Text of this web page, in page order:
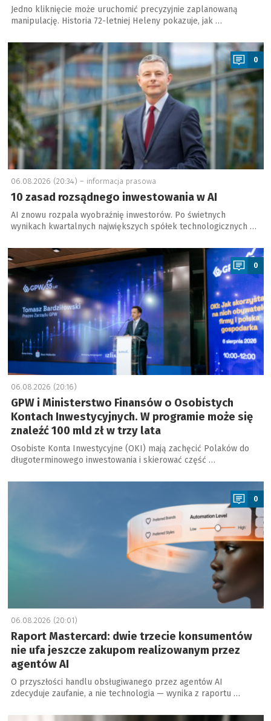
Jedno kliknięcie może uruchomić precyzyjnie zaplanowaną
manipulację. Historia 72-letniej Heleny pokazuje, jak …
a
0
06.08.2026 (20:34) – informacja prasowa
10 zasad rozsądnego inwestowania w AI
AI znowu rozpala wyobraźnię inwestorów. Po świetnych
wynikach kwartalnych największych spółek technologicznych …
a
0
06.08.2026 (20:16)
GPW i Ministerstwo Finansów o Osobistych
Kontach Inwestycyjnych. W programie może się
znaleźć 100 mld zł w trzy lata
Osobiste Konta Inwestycyjne (OKI) mają zachęcić Polaków do
długoterminowego inwestowania i skierować część …
a
0
06.08.2026 (20:01)
Raport Mastercard: dwie trzecie konsumentów
nie ufa jeszcze zakupom realizowanym przez
agentów AI
O przyszłości handlu obsługiwanego przez agentów AI
zdecyduje zaufanie, a nie technologia — wynika z raportu …
a